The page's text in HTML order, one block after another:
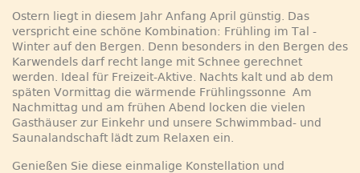
Ostern liegt in diesem Jahr Anfang April günstig. Das
verspricht eine schöne Kombination: Frühling im Tal -
Winter auf den Bergen. Denn besonders in den Bergen des
Karwendels darf recht lange mit Schnee gerechnet
werden. Ideal für Freizeit-Aktive. Nachts kalt und ab dem
späten Vormittag die wärmende Frühlingssonne Am
Nachmittag und am frühen Abend locken die vielen
Gasthäuser zur Einkehr und unsere Schwimmbad- und
Saunalandschaft lädt zum Relaxen ein.
Genießen Sie diese einmalige Konstellation und